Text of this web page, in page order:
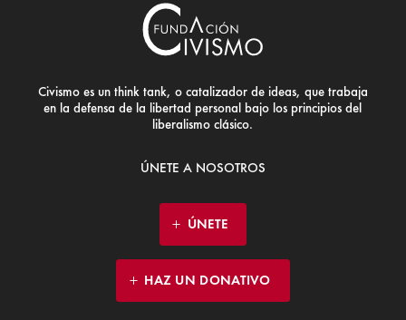
Civismo es un think tank, o catalizador de ideas, que trabaja
en la defensa de la libertad personal bajo los principios del
liberalismo clásico.
ÚNETE A NOSOTROS
ÚNETE
HAZ UN DONATIVO